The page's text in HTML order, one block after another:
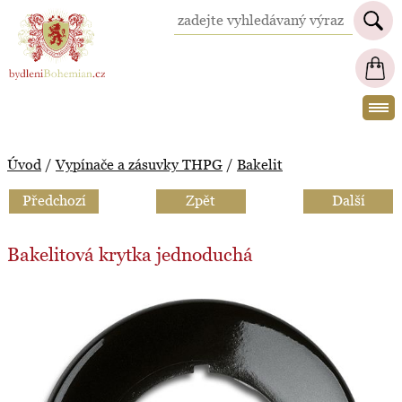
BydleniBohemian.cz
Úvod /Vypínače a zásuvky THPG / Bakelit
Předchozí Zpět Další
Bakelitová krytka jednoduchá